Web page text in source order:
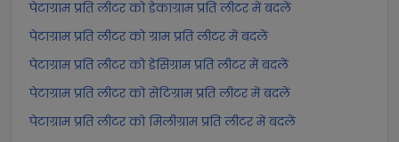
पेटाग्राम प्रति लीटर को डेकाग्राम प्रति लीटर में बदलें
पेटाग्राम प्रति लीटर को ग्राम प्रति लीटर में बदलें
पेटाग्राम प्रति लीटर को डेसिग्राम प्रति लीटर में बदलें
पेटाग्राम प्रति लीटर को सेंटिग्राम प्रति लीटर में बदलें
पेटाग्राम प्रति लीटर को मिलीग्राम प्रति लीटर में बदलें